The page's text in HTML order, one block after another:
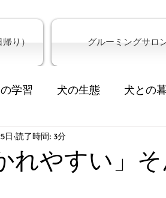
り） グルーミングサロ
学習 犬の生態 犬との
の教育
れやすい」
日 読了時間: 3分